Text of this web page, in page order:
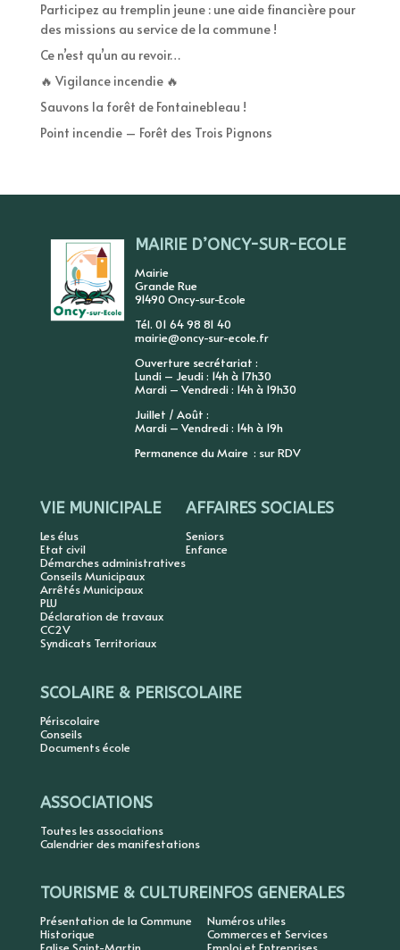
Participez au tremplin jeune : une aide financière pour
des missions au service de la commune !
Ce n’est qu’un au revoir…
🔥 Vigilance incendie 🔥
Sauvons la forêt de Fontainebleau !
Point incendie – Forêt des Trois Pignons
MAIRIE D’ONCY-SUR-ECOLE
Mairie
Grande Rue
91490 Oncy-sur-Ecole
Tél. 01 64 98 81 40
mairie@oncy-sur-ecole.fr
Ouverture secrétariat :
Lundi – Jeudi : 14h à 17h30
Mardi – Vendredi : 14h à 19h30
Juillet / Août :
Mardi – Vendredi : 14h à 19h
Permanence du Maire : sur RDV
VIE MUNICIPALE
Les élus
Etat civil
Démarches administratives
Conseils Municipaux
Arrêtés Municipaux
PLU
Déclaration de travaux
CC2V
Syndicats Territoriaux
AFFAIRES SOCIALES
Seniors
Enfance
SCOLAIRE & PERISCOLAIRE
Périscolaire
Conseils
Documents école
ASSOCIATIONS
Toutes les associations
Calendrier des manifestations
TOURISME & CULTURE
Présentation de la Commune
Historique
INFOS GENERALES
Numéros utiles
Commerces et Services